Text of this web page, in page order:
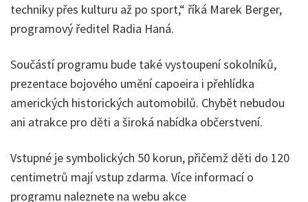
techniky přes kulturu až po sport,“ říká Marek Berger,
programový ředitel Radia Haná.
Součástí programu bude také vystoupení sokolníků,
prezentace bojového umění capoeira i přehlídka
amerických historických automobilů. Chybět nebudou
ani atrakce pro děti a široká nabídka občerstvení.
Vstupné je symbolických 50 korun, přičemž děti do 120
centimetrů mají vstup zdarma. Více informací o
programu naleznete na webu akce